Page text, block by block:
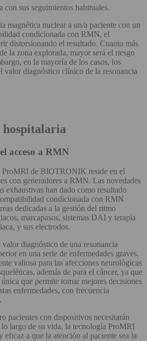
con sus seguimientos habituales.
magnética nuclear a un/a paciente con un
condicionada con RMN, el
distorsionando el resultado. Cuanto más
la zona explorada, mayor será el riesgo
en la mayoría de los casos, los
valor diagnóstico clínico de la resonancia
hospitalaria
acceso a RMN
ProMRI de BIOTRONIK reside en el
con generadores a RMN. Las novedades
exhaustivas han dado como resultado
condicionada con RMN
dedicadas a la gestión del ritmo
marcapasos, sistemas DAI y terapia
y sus electrodos.
valor diagnóstico de una resonancia
en una serie de enfermedades graves.
valiosa para las afecciones neurológicas
además de para el cáncer, ya que
que permite tomar mejores decisiones
enfermedades, con frecuencia
pacientes con dispositivos necesitarán
largo de su vida, la tecnología ProMRI
a que la atención al paciente sea la